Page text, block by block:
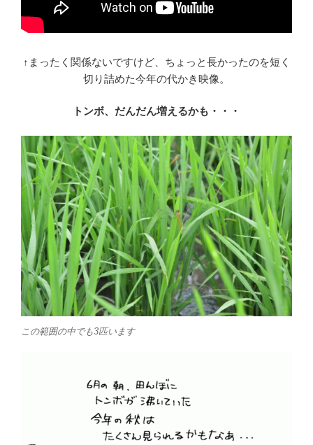
↑まったく関係ないですけど、ちょっと長かったのを短く
切り詰めた今年の代かき映像。
トンボ、だんだん増えるかも・・・
この範囲の中でも3匹います